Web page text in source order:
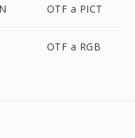
OTF a PICT
OTF a RGB